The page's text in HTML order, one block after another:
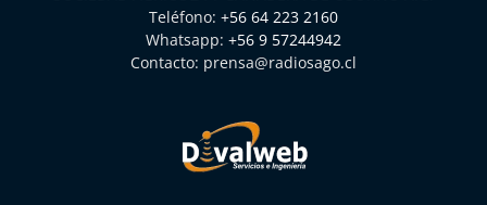
Teléfono: +56 64 223 2160
Whatsapp: +56 9 57244942
Contacto: prensa@radiosago.cl